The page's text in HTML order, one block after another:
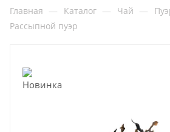
Главная — Каталог — Чай —
Рассыпной пуэр